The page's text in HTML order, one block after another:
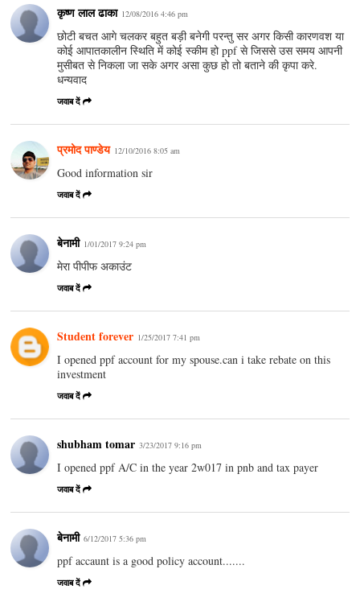
कृष्ण लाल ढाका 12/08/2016 4:46 pm
छोटी बचत आगे चलकर बहुत बड़ी बनेगी परन्तु सर अगर किसी कारणवश या
कोई आपातकालीन स्थिति में कोई स्कीम हो ppf से जिससे उस समय आपनी
मुसीबत से निकला जा सके अगर असा कुछ हो तो बताने की कृपा करे.
धन्यवाद
जवाब दें
प्रमोद पाण्डेय 12/10/2016 8:05 am
Good information sir
जवाब दें
बेनामी 1/01/2017 9:24 pm
मेरा पीपीफ अकाउंट
जवाब दें
Student forever 1/25/2017 7:41 pm
I opened ppf account for my spouse.can i take rebate on this
investment
जवाब दें
shubham tomar 3/23/2017 9:16 pm
I opened ppf A/C in the year 2w017 in pnb and tax payer
जवाब दें
बेनामी 6/12/2017 5:36 pm
ppf accaunt is a good policy account.......
जवाब दें